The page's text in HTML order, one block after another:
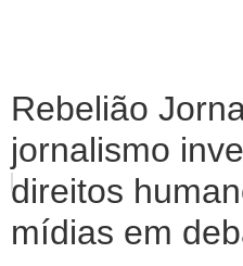
Rebelião
jornalismo
direitos
mídias em